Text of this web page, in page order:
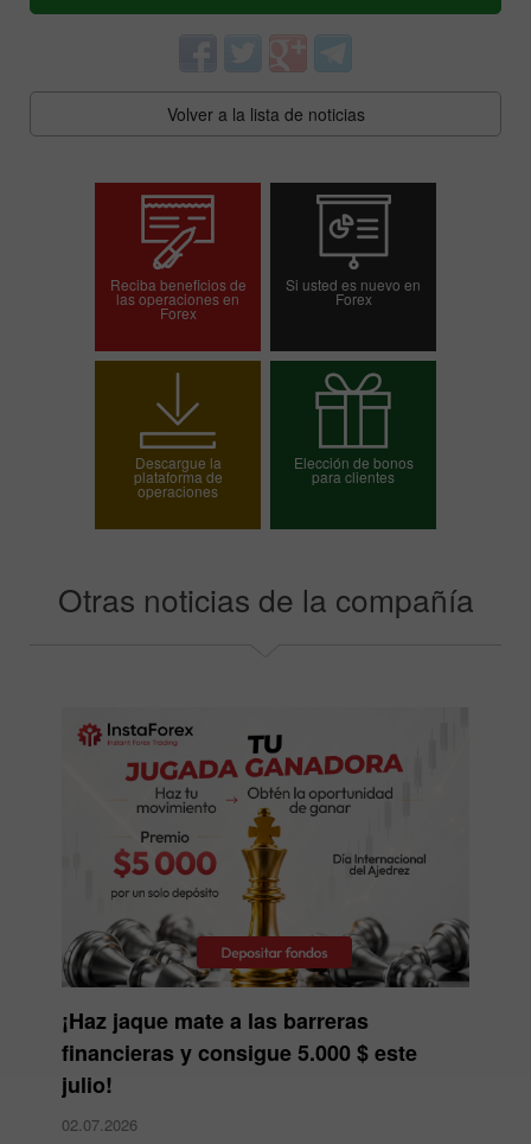
Volver a la lista de noticias
Reciba beneficios de
las operaciones en
Forex
operaciones
Si usted es nuevo en
Forex
Abrir una cuenta demo
Descargue la
plataforma de
operaciones
Elección de bonos
para clientes
Otras noticias de la compañía
¡Haz jaque mate a las barreras
financieras y consigue 5.000 $ este
julio!
02.07.2026